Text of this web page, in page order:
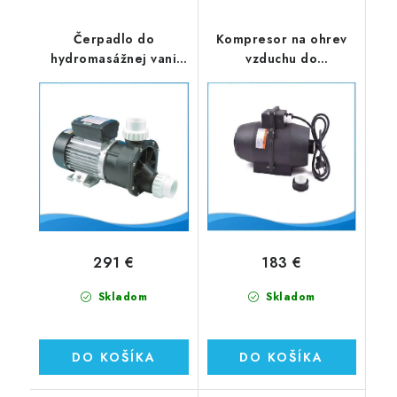
Čerpadlo do
hydromasážnej vani
Skladom
291 €
DO KOŠÍKA
Kompresor na ohrev
vzduchu do
Skladom
183 €
DO KOŠÍKA